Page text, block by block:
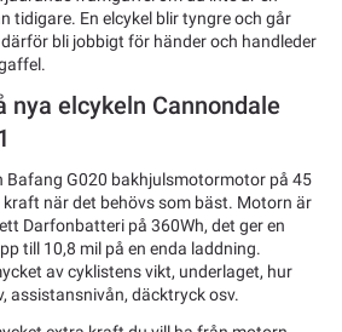
tidigare. En elcykel blir tyngre och går
bli jobbigt för händer och handleder
nya elcykeln Cannondale
Bafang G020 bakhjulsmotormotor på 45
när det behövs som bäst. Motorn är
Darfonbatteri på 360Wh, det ger en
till 10,8 mil på en enda laddning.
av cyklistens vikt, underlaget, hur
assistansnivån, däcktryck osv.